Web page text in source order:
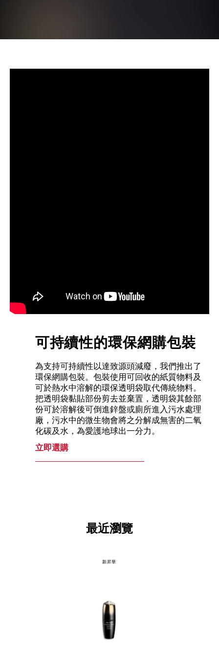
可持續性的環保網購包裝
為支持可持續性以達致源頭減廢，我們推出了
環保網購包裝。包裝使用可回收的紙質物料及
可於熱水中溶解的環保透明袋取代傳統物料。
把透明袋黏貼部份剪去並棄置，透明袋其餘部
份可於溶解後可倒進鋅盤或廁所進入污水處理
廠，污水中的微生物會將之分解成無害的二氧
化碳及水，為愛護地球出一分力。
立即選購
最近瀏覽
新昇華